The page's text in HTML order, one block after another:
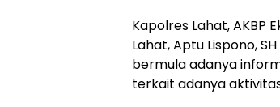
Kapolres Lahat, AKBP
Lahat, Aptu Lispono,
bermula adanya
terkait adanya